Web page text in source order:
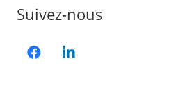
Suivez-nous